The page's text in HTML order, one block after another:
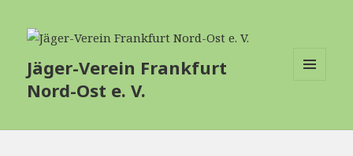
Jäger-Verein Frankfurt
Nord-Ost e. V.